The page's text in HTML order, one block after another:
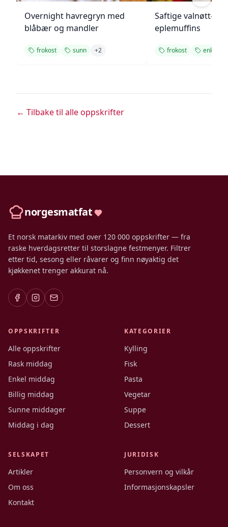
Overnight havregryn med
blåbær og mandler
frokost sunn +2
Saftige valnøtt- og
eplemuffins
frokost enkel
← Tilbake til alle oppskrifter
norgesmatfat
Et norsk matarkiv med over 120 000 oppskrifter — fra
raske hverdagsretter til storslagne festmenyer. Filtrer
etter tid, sesong eller råvarer og finn nøyaktig det
kjøkkenet trenger akkurat nå.
OPPSKRIFTER
Alle oppskrifter
Rask middag
Enkel middag
Billig middag
Sunne middager
Middag i dag
KATEGORIER
Kylling
Fisk
Pasta
Vegetar
Suppe
Dessert
SELSKAPET
Artikler
Om oss
Kontakt
JURIDISK
Personvern og vilkår
Informasjonskapsler